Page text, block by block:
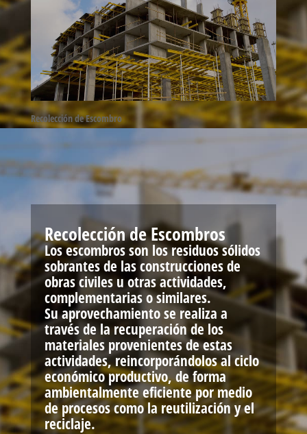
Recolección de Escombro
Recolección de Escombros
Los escombros son los residuos sólidos
sobrantes de las construcciones de
obras civiles u otras actividades,
complementarias o similares.
Su aprovechamiento se realiza a
través de la recuperación de los
materiales provenientes de estas
actividades, reincorporándolos al ciclo
económico productivo, de forma
ambientalmente eficiente por medio
de procesos como la reutilización y el
reciclaje.